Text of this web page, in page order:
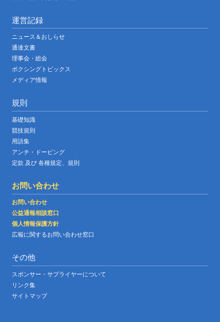
運営記録
ニュース＆おしらせ
通達文書
理事会・総会
ボクシングトピックス
メディア情報
規則
基礎知識
競技規則
用語集
アンチ・ドーピング
定款 及び 各種規定、規則
お問い合わせ
お問い合わせ
公益通報相談窓口
個人情報保護方針
広報に関するお問い合わせ窓口
その他
スポンサー・サプライヤーについて
リンク集
サイトマップ